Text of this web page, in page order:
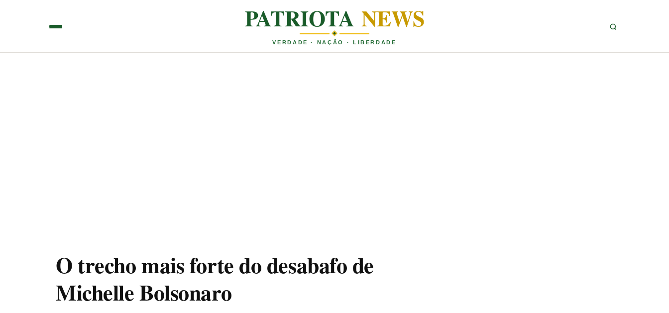
PATRIOTA NEWS
VERDADE · NAÇÃO · LIBERDADE
O trecho mais forte do desabafo de
Michelle Bolsonaro